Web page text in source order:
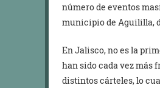
número de eventos
municipio de Aguililla,
En Jalisco, no es la
han sido cada vez más
distintos cárteles, lo